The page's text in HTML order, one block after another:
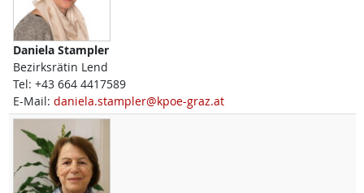
Daniela Stampler
Bezirksrätin Lend
Tel: +43 664 4417589
E-Mail: daniela.stampler@kpoe-graz.at